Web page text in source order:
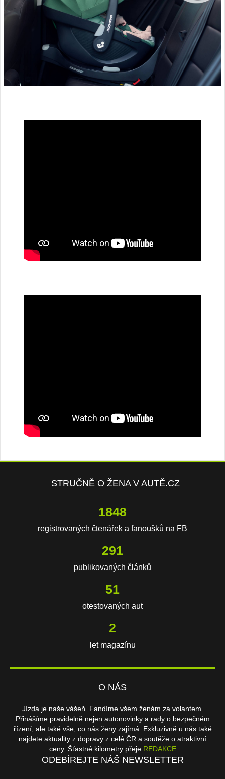
STRUČNĚ O ŽENA V AUTĚ.CZ
3819
registrovaných čtenářek a fanoušků na FB
603
publikovaných článků
106
otestovaných aut
3
let magazínu
O NÁS
Jízda je naše vášeň. Fandíme všem ženám za volantem.
Přinášíme pravidelně nejen autonovinky a rady o bezpečném
řízení, ale také vše, co nás ženy zajímá. Exkluzivně u nás také
najdete aktuality z dopravy z celé ČR a soutěže o atraktivní
ceny. Šťastné kilometry přeje REDAKCE
ODEBÍREJTE NÁŠ NEWSLETTER